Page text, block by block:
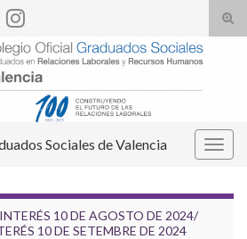
el
Sociales de Valencia
10 DE AGOSTO DE 2024/
10 DE SETEMBRE DE 2024